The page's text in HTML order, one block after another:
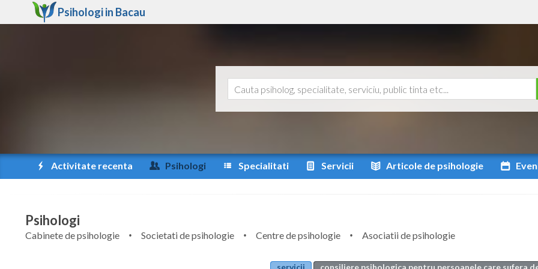
Psihologi in Bacau
Activitate recenta Psihologi Specialitati Servicii Articole de psihologie
Psihologi
Cabinete de psihologie Societati de psihologie Centre de psihologie
Asociatii de psihologie
servicii
consiliere psihologica pentru persoanele care sufera